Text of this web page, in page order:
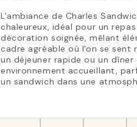
L'ambiance de Charles
chaleureux, idéal pour un
décoration soignée, mêlant
cadre agréable où l'on se sent
un déjeuner rapide ou un
environnement accueillant,
un sandwich dans une